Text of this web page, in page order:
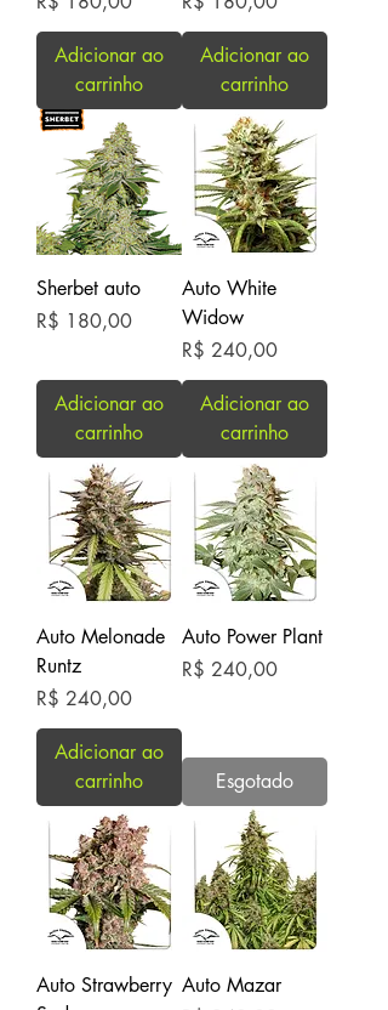
Adicionar ao
carrinho
Adicionar ao
carrinho
Sherbet auto
Preço
R$ 180,00
Adicionar ao
carrinho
Auto White
Widow
Preço
R$ 240,00
Adicionar ao
carrinho
Auto Melonade
Runtz
Preço
R$ 240,00
Adicionar ao
carrinho
Auto Power Plant
Preço
R$ 240,00
Esgotado
Auto Strawberry Auto Mazar